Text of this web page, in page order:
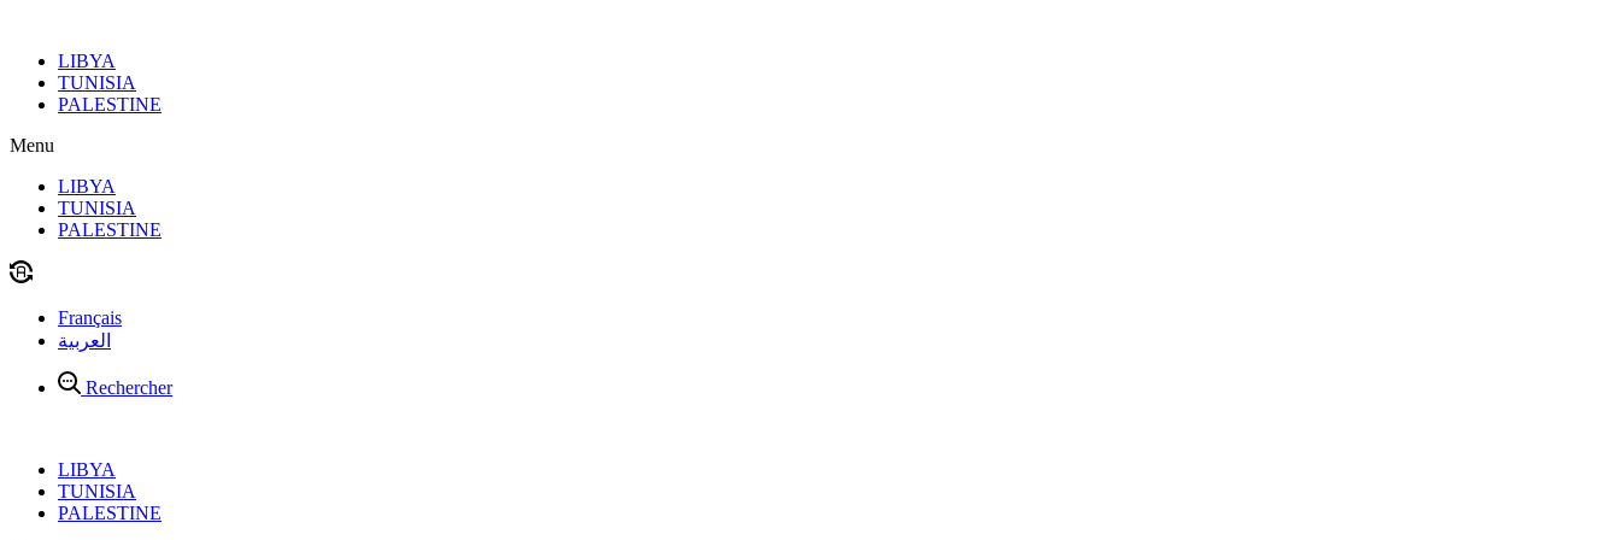
contenuLIBYA
TUNISIA
PALESTINE
Menu
LIBYA
TUNISIA
PALESTINE
Français
العربية
Rechercher
LIBYA
TUNISIA
PALESTINE